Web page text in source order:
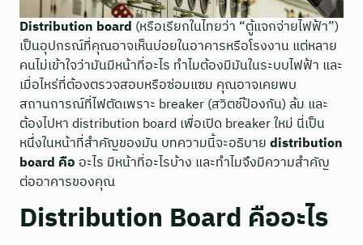
Distribution board (หรือเรียกในไทยว่า “ตู้แจกจ่ายไฟฟ้า”)
เป็นอุปกรณ์ที่คุณอาจเห็นบ่อยในอาคารหรือโรงงาน แต่หลาย
คนไม่เข้าใจว่ามันมีหน้าที่อะไร ทำไมต้องมีมันในระบบไฟฟ้า และ
เมื่อไหร่ที่ต้องตรวจสอบหรือซ่อมแซม คุณอาจเคยพบ
สถานการณ์ที่ไฟตัดเพราะ breaker (สวิตช์ป้องกัน) ล้ม และ
ต้องไปหา distribution board เพื่อเปิด breaker ใหม่ นี่เป็น
หนึ่งในหน้าที่สำคัญของมัน บทความนี้จะอธิบายdistribution
board คือ อะไร มีหน้าที่อะไรบ้าง และทำไมจึงมีความสำคัญ
ต่ออาคารของคุณ
Distribution Board คืออะไร